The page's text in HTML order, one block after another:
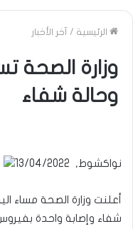
الرئيسية / آخر الأخبار
وزارة الصحة
وحالة شفاء
نواكشوط, 13/04/2022
أعلنت وزارة الصحة مساء